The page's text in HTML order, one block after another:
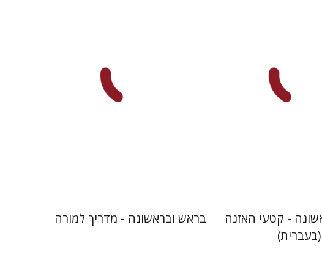
בראש ובראשונה - קטעי האזנה
(בעברית)
בראש ובראשונה - מדריך למורה